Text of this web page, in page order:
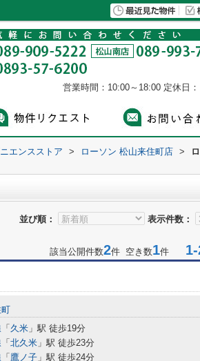
営業時間：10:00～18:00 定休日
エンスストア > ローソン 松山来住町店 >
並び順： 表示件数：
該当公開件数2件 空き数1件 1-
「 久米 」駅 徒歩19分
「 北久米 」駅 徒歩23分
「 鷹ノ子 」駅 徒歩24分